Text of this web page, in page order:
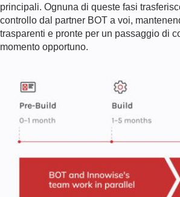
principali. Ognuna di queste fasi
controllo dal partner BOT a voi,
trasparenti e pronte per un passaggio di
momento opportuno.